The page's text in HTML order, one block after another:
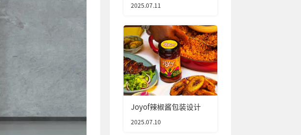
2025.07.11
Joyof辣椒酱包装设计
2025.07.10